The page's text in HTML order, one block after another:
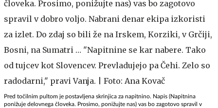
Pred točilnim pultom je postavljena skrinjica za napitnino. Napis (Napitnina
ponižuje delovnega človeka. Prosimo, ponižujte nas) vas bo zagotovo spravil v